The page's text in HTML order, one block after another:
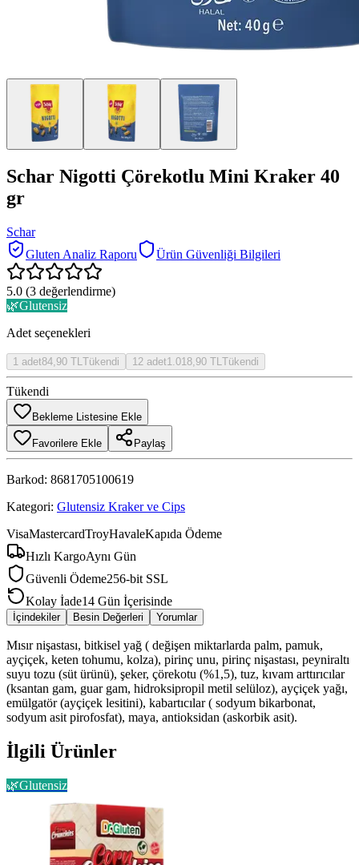
Schar Nigotti Çörekotlu Mini Kraker 40
gr
Schar
Gluten Analiz Raporu
Ürün Güvenliği Bilgileri
5.0 (3 değerlendirme)
🌿Glutensiz
Adet seçenekleri
1 adet84,90 TL Tükendi 12 adet1.018,90 TL Tükendi
Tükendi
Bekleme Listesine Ekle
Favorilere Ekle Paylaş
Barkod: 8681705100619
Kategori: Glutensiz Kraker ve Cips
VisaMastercardTroyHavaleKapıda Ödeme
Hızlı KargoAynı Gün
Güvenli Ödeme256-bit SSL
Kolay İade14 Gün İçerisinde
İçindekiler Besin Değerleri Yorumlar
Mısır nişastası, bitkisel yağ ( değişen miktarlarda palm, pamuk,
ayçiçek, keten tohumu, kolza), pirinç unu, pirinç nişastası, peyniraltı
suyu tozu (süt ürünü), şeker, çörekotu (%1,5), tuz, kıvam arttırıcılar
(ksantan gam, guar gam, hidroksipropil metil selüloz), ayçiçek yağı,
emülgatör (ayçiçek lesitini), kabartıcılar ( sodyum bikarbonat,
sodyum asit pirofosfat), maya, antioksidan (askorbik asit).
İlgili Ürünler
🌿Glutensiz